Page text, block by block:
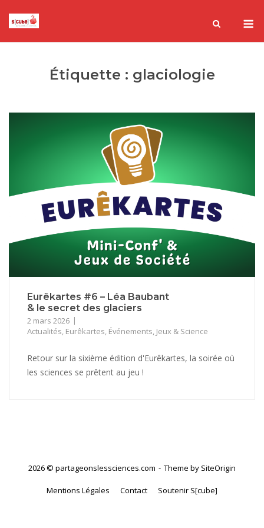
Étiquette : glaciologie
Eurêkartes #6 – Léa Baubant
& le secret des glaciers
2 mars 2026
Actualités, Eurêkartes, Événements, Jeux & Science
Retour sur la sixième édition d'Eurêkartes, la soirée où
les sciences se prêtent au jeu !
2026 © partageonslessciences.com Theme by SiteOrigin
Mentions Légales Contact Soutenir S[cube]